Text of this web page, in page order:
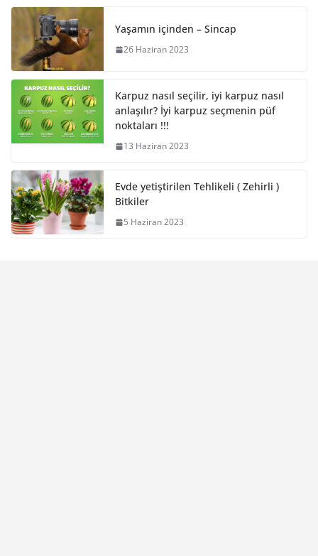
Yaşamın içinden – Sincap
26 Haziran 2023
Karpuz nasıl seçilir, iyi karpuz nasıl
anlaşılır? İyi karpuz seçmenin püf
noktaları !!!
13 Haziran 2023
Evde yetiştirilen Tehlikeli ( Zehirli )
Bitkiler
5 Haziran 2023